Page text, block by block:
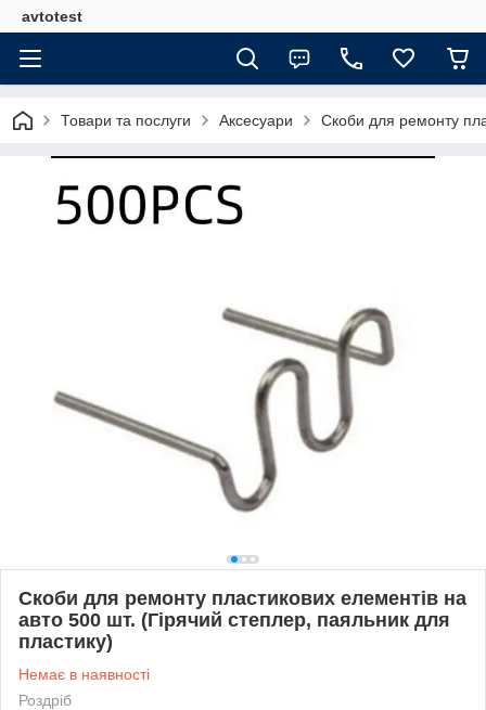
avtotest
Товари та послуги Аксесуари Скоби для ремонту
Скоби для ремонту пластикових елементів на
авто 500 шт. (Гірячий степлер, паяльник для
пластику)
Немає в наявності
Роздріб